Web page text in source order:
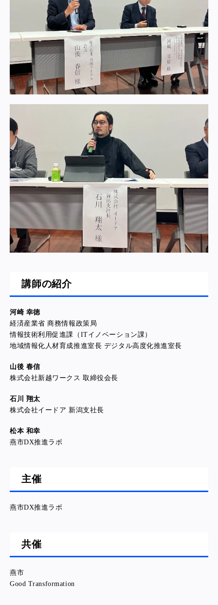
講師の紹介
河崎 幸徳
経済産業省 商務情報政策局
情報技術利用促進課（ITイノベーション課）
地域情報化人材育成推進室長 デジタル高度化推進室長
山後 春信
株式会社新越ワークス 取締役会長
石川 翔太
株式会社イードア 新潟支社長
松本 和幸
燕市DX推進ラボ
主催
燕市DX推進ラボ
共催
燕市
Good Transformation